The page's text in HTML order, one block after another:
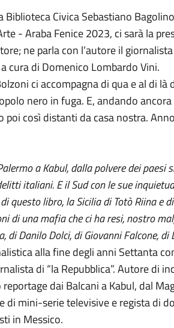
Civica Sebastiano
- Araba Fenice 2023, ci sarà la
ne parla con l’autore il
cura di Domenico Lombardo Vini.
ci accompagna di qua e al di là
nero in fuga. E, andando
così distanti da casa nostra.
a Kabul, dalla polvere dei paesi
italiani. E il Sud con le sue
questo libro, la Sicilia di Totò Riina e
di una mafia che ci ha resi, nostro
di Danilo Dolci, di Giovanni Falcone,
alla fine degli anni Settanta
di “la Repubblica”. Autore di
dai Balcani a Kabul, dal
di mini-serie televisive e regista di
in Messico.